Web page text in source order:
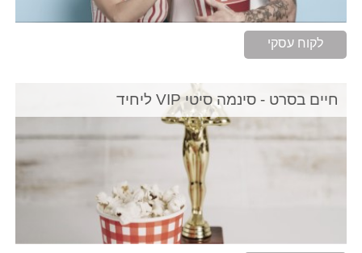
לקוח עסקי
חיים בסרט - סינמה סיטי VIP ליחיד